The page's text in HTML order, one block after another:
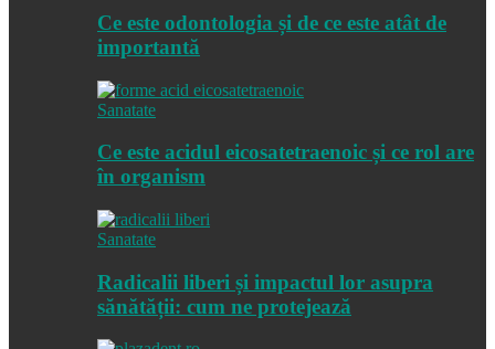
Ce este odontologia și de ce este atât de
importantă
Sanatate
Ce este acidul eicosatetraenoic și ce rol are
în organism
Sanatate
Radicalii liberi și impactul lor asupra
sănătății: cum ne protejează